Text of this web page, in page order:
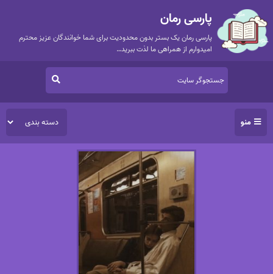
پارسی رمان
پارسی رمان یک بستر بدون محدودیت برای شما خوانندگان عزیز محترم
امیدوارم از همراهی ما لذت ببرید…
منو